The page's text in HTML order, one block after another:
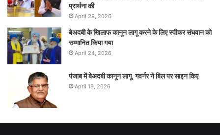
प्रार्थना की
April 29, 2026
बेअदबी के खिलाफ कानून लागू करने के लिए स्पीकर संधवान को
सम्मानित किया गया
April 24, 2026
पंजाब में बेअदबी कानून लागू, गवर्नर ने बिल पर साइन किए
April 19, 2026